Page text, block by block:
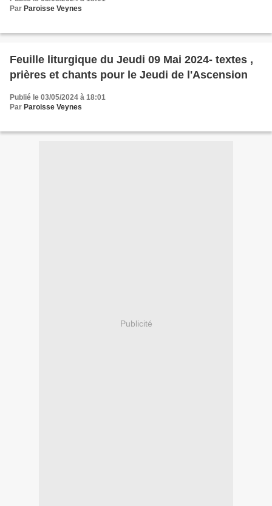
Par Paroisse Veynes
Feuille liturgique du Jeudi 09 Mai 2024- textes ,
prières et chants pour le Jeudi de l'Ascension
Publié le 03/05/2024 à 18:01
Par Paroisse Veynes
Publicité